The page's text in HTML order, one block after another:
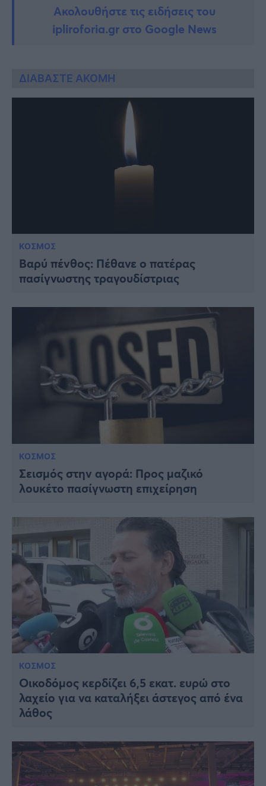
Ακολουθήστε τις ειδήσεις του
ipliroforia.gr στο Google News
ΔΙΑΒΑΣΤΕ ΑΚΟΜΗ
ΚΟΣΜΟΣ
Βαρύ πένθος: Πέθανε ο πατέρας
πασίγνωστης τραγουδίστριας
ΚΟΣΜΟΣ
Σεισμός στην αγορά: Προς μαζικό
λουκέτο πασίγνωστη επιχείρηση
ΚΟΣΜΟΣ
Οικοδόμος κερδίζει 6,5 εκατ. ευρώ στο
λαχείο για να καταλήξει άστεγος από ένα
λάθος